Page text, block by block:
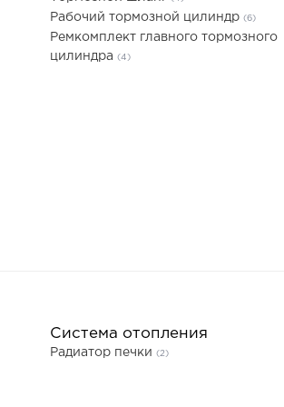
Рабочий тормозной цилиндр (6)
Ремкомплект главного тормозного
цилиндра (4)
Система отопления
Радиатор печки (2)